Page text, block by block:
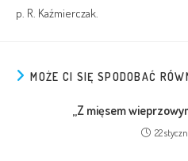
p. R. Kaźmierczak.
MOŻE CI SIĘ SPODOBAĆ
„Z mięsem
22